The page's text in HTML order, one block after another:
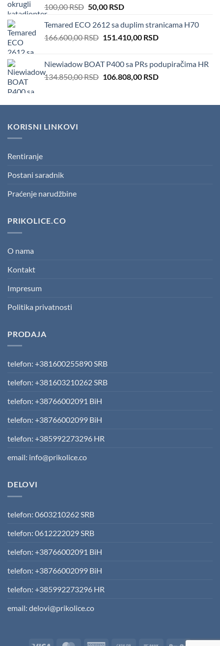
100,00RSD Original
was:
100,00 RSD.
50,00 RSDCurrent
is:
50,00 RSD.
Temared ECO 2612 sa duplim stranicama H70
166.600,00RSD Original
166.600,00 RSD.
151.410,00 RSDCurrent
151.410,00 RSD.
Niewiadow BOAT P400 sa PRs podupiračima HR
134.850,00RSD Original
134.850,00 RSD.
106.808,00 RSDCurrent
106.808,00 RSD.
KORISNI LINKOVI
Rentiranje
Postani saradnik
Praćenje narudžbine
PRIKOLICE.CO
O nama
Kontakt
Impresum
Politika privatnosti
PRODAJA
telefon: +381600255890 SRB
telefon: +381603210262 SRB
telefon: +38766002091 BiH
telefon: +38766002099 BiH
telefon: +385992273296 HR
email: info@prikolice.co
DELOVI
telefon: 0603210262 SRB
telefon: 0612222029 SRB
telefon: +38766002091 BiH
telefon: +38766002099 BiH
telefon: +385992273296 HR
email: delovi@prikolice.co